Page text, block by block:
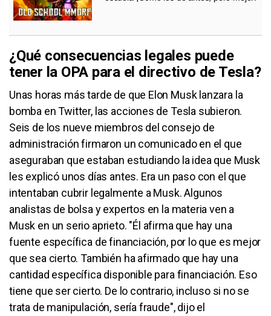
¿Qué consecuencias legales puede
tener la OPA para el directivo de Tesla?
Unas horas más tarde de que Elon Musk lanzara la
bomba en Twitter, las acciones de Tesla subieron.
Seis de los nueve miembros del consejo de
administración firmaron un comunicado en el que
aseguraban que estaban estudiando la idea que Musk
les explicó unos días antes. Era un paso con el que
intentaban cubrir legalmente a Musk. Algunos
analistas de bolsa y expertos en la materia ven a
Musk en un serio aprieto. "Él afirma que hay una
fuente específica de financiación, por lo que es mejor
que sea cierto. También ha afirmado que hay una
cantidad específica disponible para financiación. Eso
tiene que ser cierto. De lo contrario, incluso si no se
trata de manipulación, sería fraude", dijo el